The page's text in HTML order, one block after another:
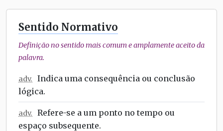
Sentido Normativo
Definição no sentido mais comum e amplamente aceito da
palavra.
adv.
Indica uma consequência ou conclusão
lógica.
adv.
Refere-se a um ponto no tempo ou
espaço subsequente.